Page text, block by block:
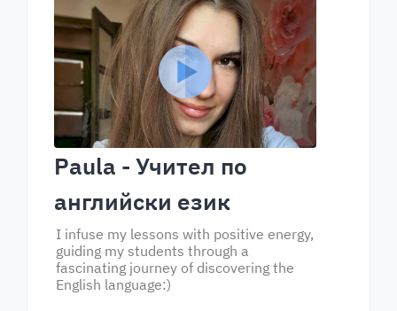
Paula - Учител по
английски език
I infuse my lessons with positive energy,
guiding my students through a
fascinating journey of discovering the
English language:)